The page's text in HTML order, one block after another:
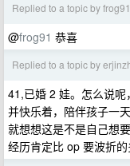
Replied to a topic by frog91
@frog91 恭喜
Replied to a topic by
41,已婚 2 娃。怎么说
并快乐着，陪伴孩子一
就想想这是不是自己想
经历肯定比 op 要波折的